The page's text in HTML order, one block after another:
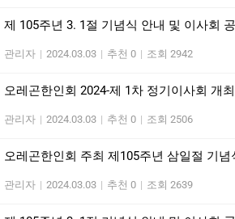
제 105주년 3. 1절 기념식 안내 및 이사회
관리자 | 2024.03.03 | 추천 0 | 조회 2942
오레곤한인회 2024-제 1차 정기이사회 개최
관리자 | 2024.03.03 | 추천 0 | 조회 2506
오레곤한인회 주최 제105주년 삼일절 기
관리자 | 2024.03.03 | 추천 0 | 조회 2639